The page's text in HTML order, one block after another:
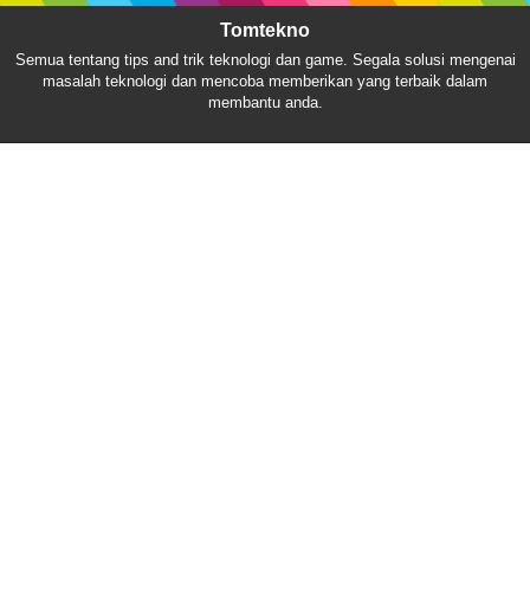
Tomtekno
Semua tentang tips and trik teknologi dan game. Segala solusi mengenai
masalah teknologi dan mencoba memberikan yang terbaik dalam
membantu anda.